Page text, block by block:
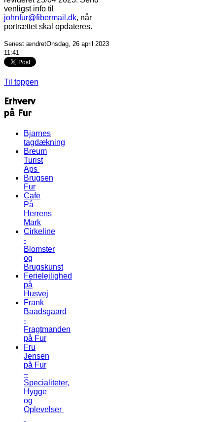
venligst info til
johnfur@fibermail.dk, når
portrættet skal opdateres.
Senest ændretOnsdag, 26 april 2023
11:41
Til toppen
Erhverv
på Fur
Bjarnes
tagdækning
Breum
Turist
Aps
Brugsen
Fur
Cafe
På
Herrens
Mark
Cirkeline
-
Blomster
og
Brugskunst
Ferielejlighed
på
Husvej
Frank
Baadsgaard
-
Fragtmanden
på Fur
Fru
Jensen
på Fur
–
Specialiteter,
Hygge
og
Oplevelser